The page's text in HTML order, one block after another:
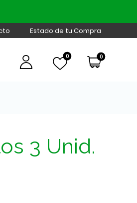
Estado de tu Compra
0 0
3 Unid.